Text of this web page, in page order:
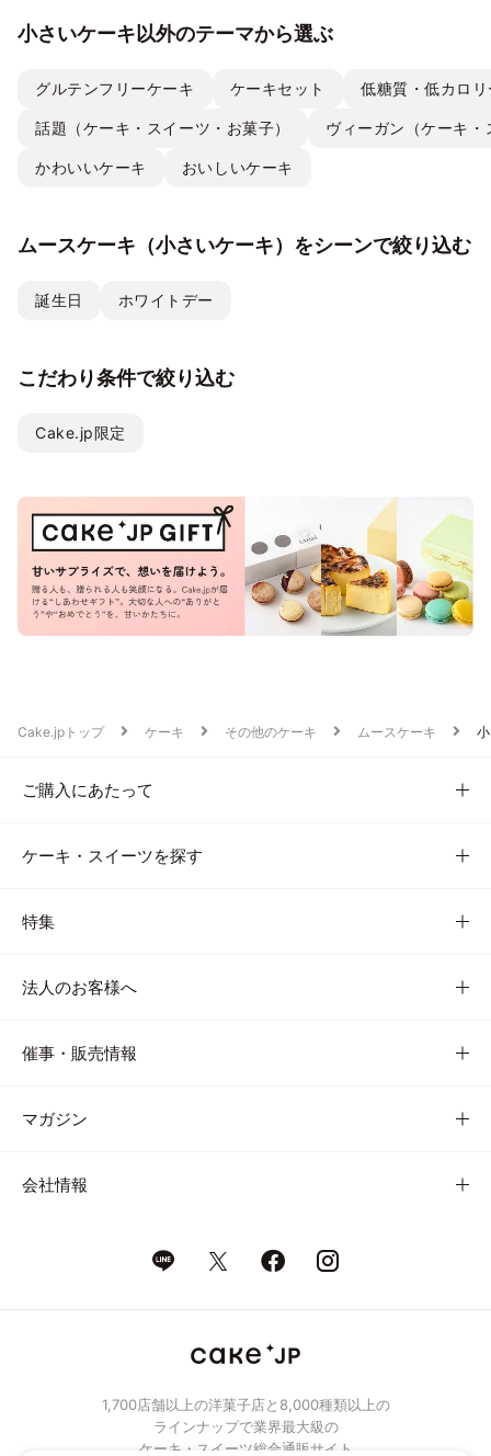
小さいケーキ以外のテーマから選ぶ
グルテンフリーケーキ ケーキセット 低糖質・低カロ
話題（ケーキ・スイーツ・お菓子） ヴィーガン（ケーキ
かわいいケーキ おいしいケーキ
ムースケーキ（小さいケーキ）をシーンで絞り込む
誕生日 ホワイトデー
こだわり条件で絞り込む
Cake.jp限定
Cake.jpトップ ケーキ その他のケーキ ムースケーキ
ご購入にあたって
ケーキ・スイーツを探す
特集
法人のお客様へ
催事・販売情報
マガジン
会社情報
1,700店舗以上の洋菓子店と8,000種類以上の
ラインナップで業界最大級の
ケーキ・スイーツ総合通販サイト